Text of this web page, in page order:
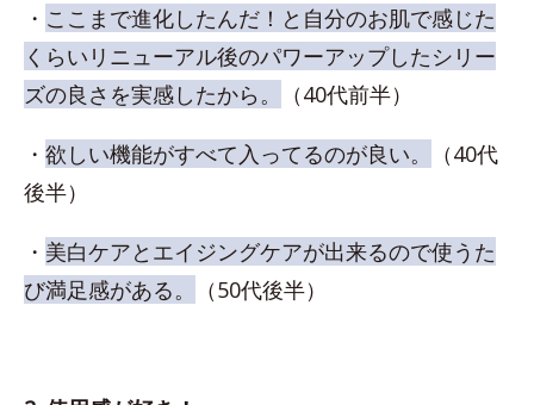
・ ここまで進化したんだ！と自分のお肌で感じた
くらいリニューアル後のパワーアップしたシリー
ズの良さを実感したから。
（40代前半）
・ 欲しい機能がすべて入ってるのが良い。
（40代
後半）
・ 美白ケアとエイジングケアが出来るので使うた
び満足感がある。
（50代後半）